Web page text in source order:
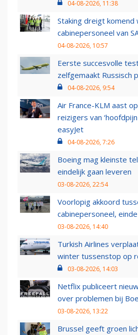
04-08-2026, 11:38
Staking dreigt komend
cabinepersoneel van
04-08-2026, 10:57
Eerste succesvolle
zelfgemaakt Russisch
04-08-2026, 9:54
Air France-KLM aast
reizigers van
easyJet
04-08-2026, 7:26
Boeing mag kleinste
eindelijk gaan leveren
03-08-2026, 22:54
Voorlopig akkoord
cabinepersoneel,
03-08-2026, 14:40
Turkish Airlines
winter tussenstop op
03-08-2026, 14:03
Netflix publiceert
over problemen bij
03-08-2026, 13:22
Brussel geeft groen